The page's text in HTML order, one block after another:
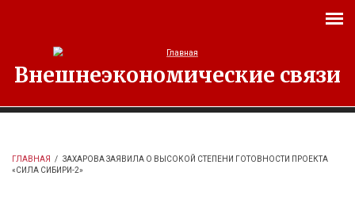
Внешнеэкономические связи
ГЛАВНАЯ / ЗАХАРОВА ЗАЯВИЛА О ВЫСОКОЙ СТЕПЕНИ ГОТОВНОСТИ ПРОЕКТА
«СИЛА СИБИРИ-2»